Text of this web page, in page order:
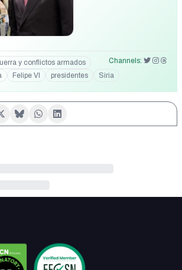
y conflictos armados
Channels:
Felipe VI presidentes Siria